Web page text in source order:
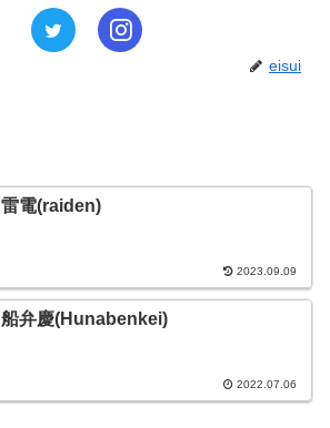
eisui
雷電(raiden)
2023.09.09
船弁慶(Hunabenkei)
2022.07.06